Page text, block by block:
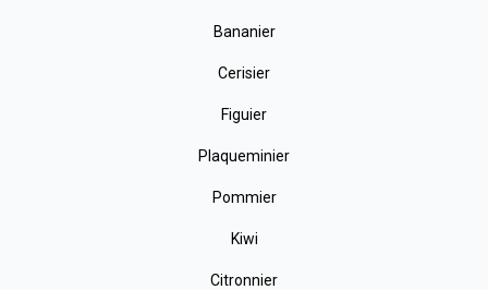
Bananier
Cerisier
Figuier
Plaqueminier
Pommier
Kiwi
Citronnier